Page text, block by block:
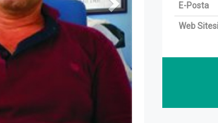
E-Posta
Web Sitesi